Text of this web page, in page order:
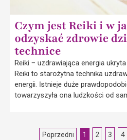
Czym jest Reiki i w
odzyskać zdrowie
technice
Reiki – uzdrawiająca energia
Reiki to starożytna technika
energii. Istnieje duże
towarzyszyła ona ludzkości od
Poprzedni 1 2 3 4